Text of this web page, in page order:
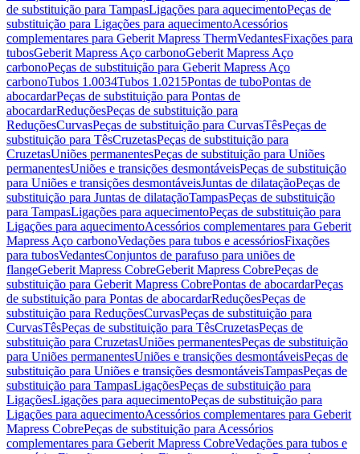
de substituição para TampasLigações para aquecimentoPeças de
substituição para Ligações para aquecimentoAcessórios
complementares para Geberit Mapress ThermVedantesFixações para
tubosGeberit Mapress Aço carbonoGeberit Mapress Aço
carbonoPeças de substituição para Geberit Mapress Aço
carbonoTubos 1.0034Tubos 1.0215Pontas de tuboPontas de
abocardarPeças de substituição para Pontas de
abocardarReduçõesPeças de substituição para
ReduçõesCurvasPeças de substituição para CurvasTêsPeças de
substituição para TêsCruzetasPeças de substituição para
CruzetasUniões permanentesPeças de substituição para Uniões
permanentesUniões e transições desmontáveisPeças de substituição
para Uniões e transições desmontáveisJuntas de dilataçãoPeças de
substituição para Juntas de dilataçãoTampasPeças de substituição
para TampasLigações para aquecimentoPeças de substituição para
Ligações para aquecimentoAcessórios complementares para Geberit
Mapress Aço carbonoVedações para tubos e acessóriosFixações
para tubosVedantesConjuntos de parafuso para uniões de
flangeGeberit Mapress CobreGeberit Mapress CobrePeças de
substituição para Geberit Mapress CobrePontas de abocardarPeças
de substituição para Pontas de abocardarReduçõesPeças de
substituição para ReduçõesCurvasPeças de substituição para
CurvasTêsPeças de substituição para TêsCruzetasPeças de
substituição para CruzetasUniões permanentesPeças de substituição
para Uniões permanentesUniões e transições desmontáveisPeças de
substituição para Uniões e transições desmontáveisTampasPeças de
substituição para TampasLigaçõesPeças de substituição para
LigaçõesLigações para aquecimentoPeças de substituição para
Ligações para aquecimentoAcessórios complementares para Geberit
Mapress CobrePeças de substituição para Acessórios
complementares para Geberit Mapress CobreVedações para tubos e